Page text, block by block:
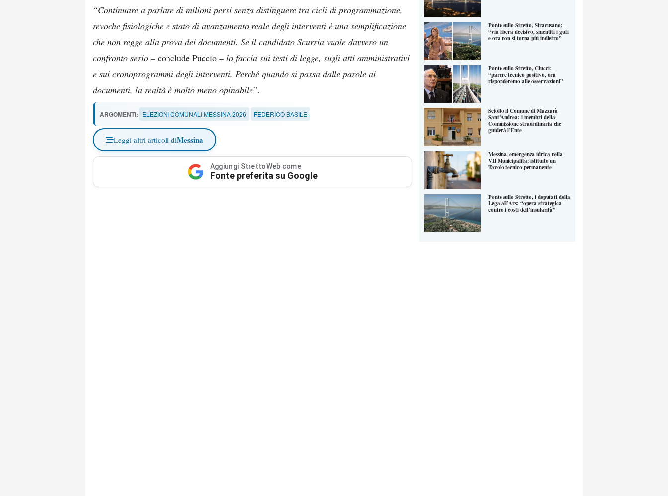
“Continuare a parlare di milioni persi senza distinguere tra cicli di programmazione,
revoche fisiologiche e stato di avanzamento reale degli interventi è una semplificazione
che non regge alla prova dei documenti. Se il candidato Scurria vuole davvero un
confronto serio – conclude Puccio – lo faccia sui testi di legge, sugli atti amministrativi
e sui cronoprogrammi degli interventi. Perché quando si passa dalle parole ai
documenti, la realtà è molto meno opinabile”.
ARGOMENTI: ELEZIONI COMUNALI MESSINA 2026 FEDERICO BASILE
Leggi altri articoli diMessina
Aggiungi StrettoWeb come
Fonte preferita su Google
Ponte sullo Stretto, Siracusano:
“via libera decisivo, smentiti i gufi
e ora non si torna più indietro”
Ponte sullo Stretto, Ciucci:
“parere tecnico positivo, ora
risponderemo alle osservazioni”
Sciolto il Comune di Mazzarà
Sant’Andrea: i membri della
Commissione straordinaria che
guiderà l’Ente
Messina, emergenza idrica nella
VII Municipalità: istituito un
Tavolo tecnico permanente
Ponte sullo Stretto, i deputati della
Lega all’Ars: “opera strategica
contro i costi dell’insularità”